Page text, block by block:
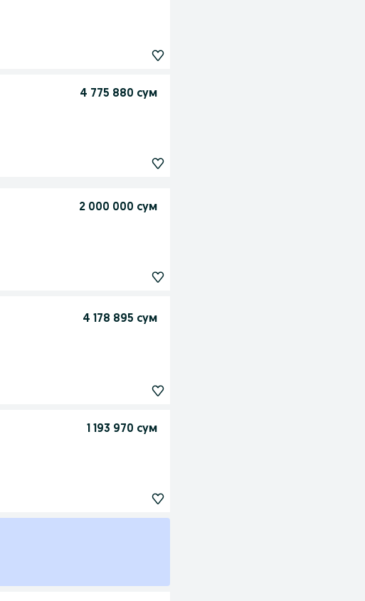
4 775 880 сум
2 000 000 сум
4 178 895 сум
1 193 970 сум